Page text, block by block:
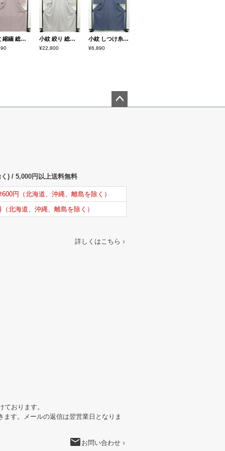
小紋 縮緬 総柄 正絹 花柄 袷仕立て 身丈167.5cm 裄丈62.5cm リサイクル着物 着物 モダン 紫・藤色 小紋 絞り 総絞り 正絹 古典柄 袷仕立て 身丈165cm 裄丈67.5cm リサイクル着物 着物 青・紺
¥22,800
小紋 しつけ糸付き 縮緬 総柄 正絹 古典柄 袷仕立て 身丈160cm 裄丈69.5cm 着物 青・紺
¥6,890
) / 5,000円以上送料無料
円（北海道、沖縄、離島を除く）
北海道、沖縄、離島を除く）
詳しくはこちら
ております。
す。メールの返信は翌営業日となりま
email お問い合わせ